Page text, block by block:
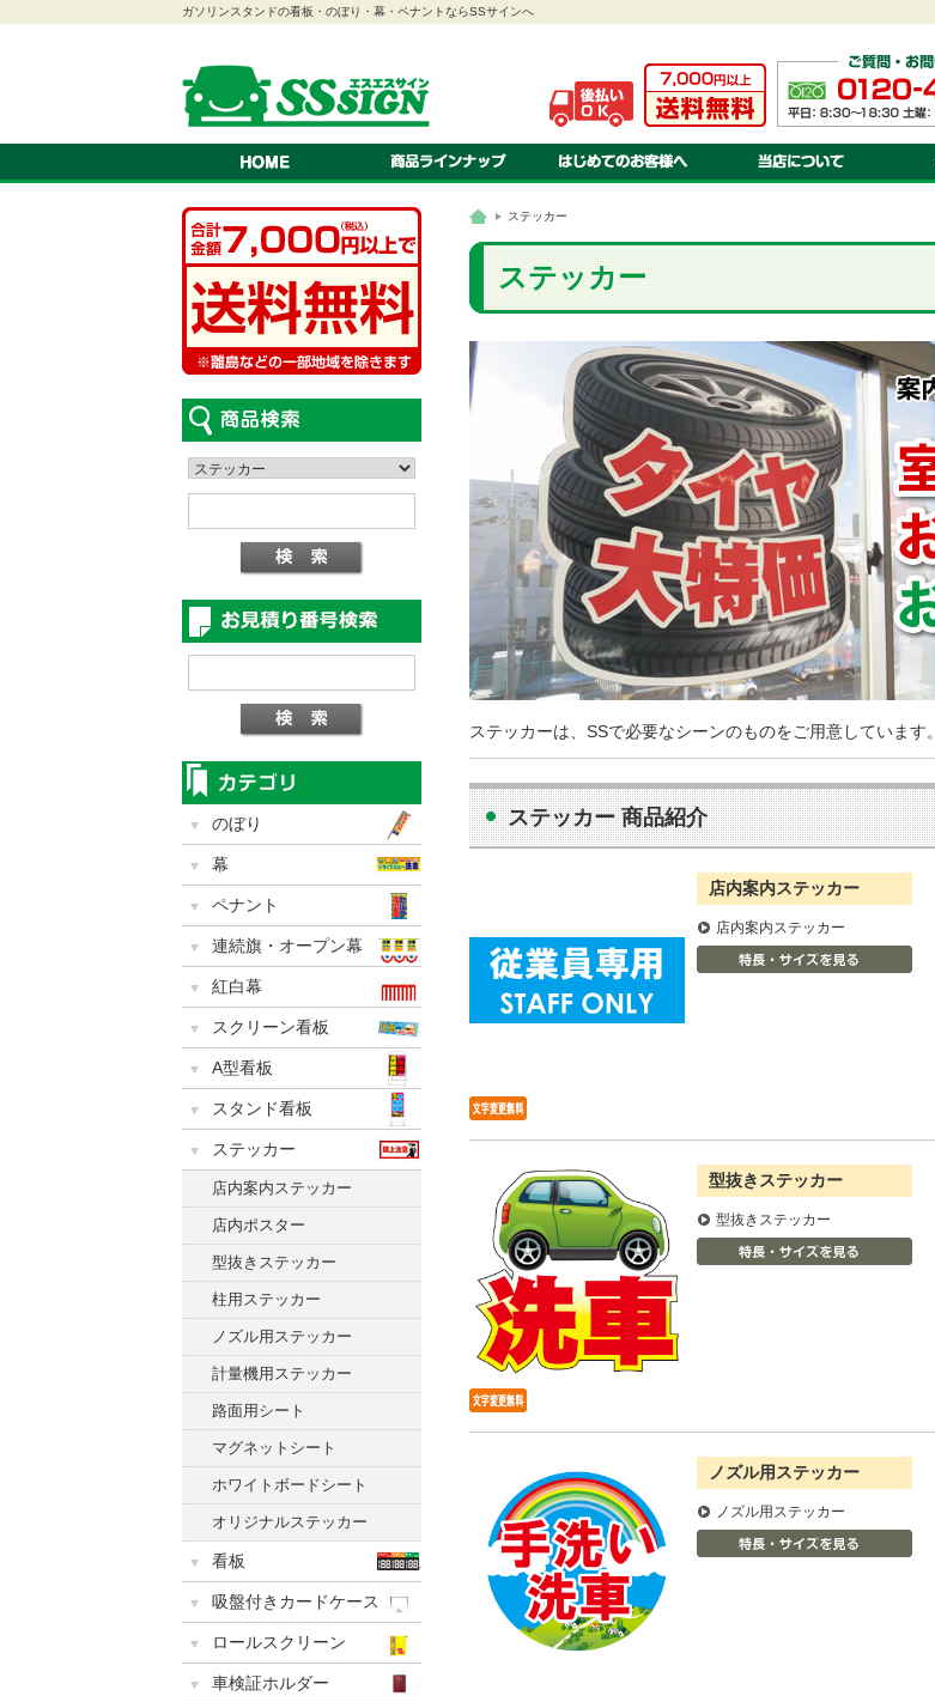
ガソリンスタンドの看板・のぼり・幕・ペナントならSSサインへ
のぼり
幕
ペナント
連続旗・オープン幕
紅白幕
スクリーン看板
A型看板
スタンド看板
ステッカー
看板
吸盤付きカードケース
LEDパネル
ロールスクリーン
車検証ホルダー
はっぴ・腕章
テント
カタログスタンド
オリジナル 対応ソフト
オリジナル 入稿の方法・種類
ステッカー
ステッカー
ステッカーは、SSで必要なシーンのものをご用意しています。
ステッカー 商品紹介
店内案内ステッカー
店内案内ステッカー
型抜きステッカー
型抜きステッカー
ノズル用ステッカー
ノズル用ステッカー
のぼり
幕
ペナント
連続旗・オープン幕
紅白幕
スクリーン看板
A型看板
スタンド看板
ステッカー
店内案内ステッカー
店内ポスター
型抜きステッカー
柱用ステッカー
ノズル用ステッカー
計量機用ステッカー
路面用シート
マグネットシート
ホワイトボードシート
オリジナルステッカー
看板
吸盤付きカードケース
ロールスクリーン
車検証ホルダー